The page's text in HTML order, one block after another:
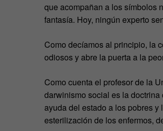
que acompañan a los símbolos
fantasía. Hoy, ningún experto
Como decíamos al principio, la
odiosos y abre la puerta a la
Como cuenta el profesor de la
darwinismo social es la
ayuda del estado a los pobres
esterilización de los enfermos,